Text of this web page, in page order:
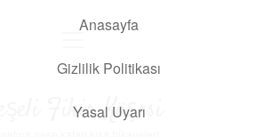
Anasayfa
Gizlilik Politikası
Yasal Uyarı
Neşeli Fikir Köşesi